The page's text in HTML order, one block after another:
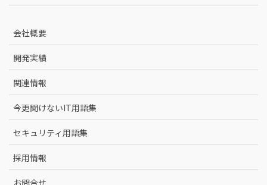
会社概要
開発実績
関連情報
今更聞けないIT用語集
セキュリティ用語集
採用情報